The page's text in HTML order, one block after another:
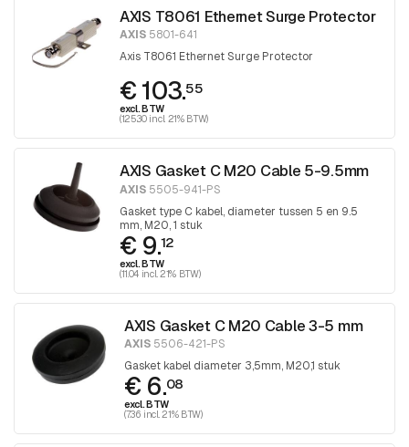
AXIS T8061 Ethernet Surge Protector
AXIS 5801-641
Axis T8061 Ethernet Surge Protector
€ 103.55
excl. BTW
(125.30 incl. 21% BTW)
AXIS Gasket C M20 Cable 5-9.5mm
AXIS 5505-941-PS
Gasket type C kabel, diameter tussen 5 en 9.5
mm, M20, 1 stuk
€ 9.12
excl. BTW
(11.04 incl. 21% BTW)
AXIS Gasket C M20 Cable 3-5 mm
AXIS5506-421-PS
Gasket kabel diameter 3,5mm, M20,1 stuk
€ 6.08
excl. BTW
(7.36 incl. 21% BTW)